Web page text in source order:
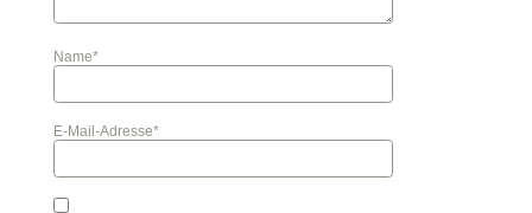
Name*
E-Mail-Adresse*